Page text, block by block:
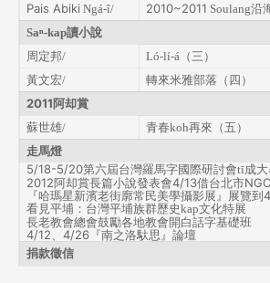
Pais Abiki Ngá-î/ 2010~2011 Soulang沿
Saⁿ-kap讀小說
周定邦/ Ló-lí-á （三）
黃文宏/ 轉來米雅部落（四）
2011阿却賞
蘇世雄/ 青春koh再來（五）
走馬燈
5/18-5/20第六屆台灣羅馬字國際研討會tī成
2012阿却賞長篇小說發表會4/13借台北市
『哈瑪星新濱老街廓常民美學攝影展』展覽到
看見平埔：台灣平埔族群歷史kap文化特展
長老教會總會鼓勵各地教會開白話字基礎班
4/12 、4/26 『南之洛馱思 』論壇
捐款徵信